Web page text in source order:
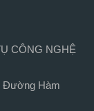
CÔNG NGHỆ
Đường Hàm